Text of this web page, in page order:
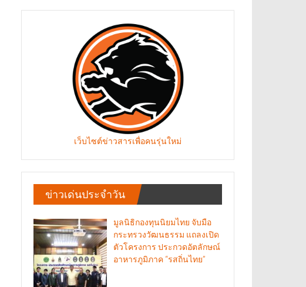
เว็บไซต์ข่าวสารเพื่อคนรุ่นใหม่
ข่าวเด่นประจำวัน
มูลนิธิกองทุนนิยมไทย จับมือ
กระทรวงวัฒนธรรม แถลงเปิด
ตัวโครงการ ประกวดอัตลักษณ์
อาหารภูมิภาค “รสถิ่นไทย”